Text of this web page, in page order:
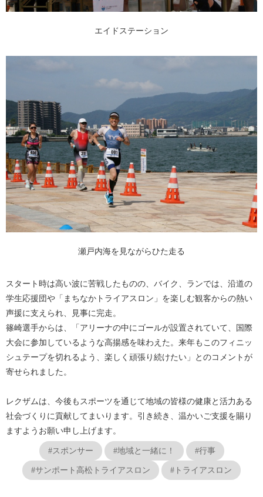
エイドステーション
瀬戸内海を見ながらひた走る
スタート時は高い波に苦戦したものの、バイク、ランでは、沿道の
学生応援団や「まちなかトライアスロン」を楽しむ観客からの熱い
声援に支えられ、見事に完走。
篠崎選手からは、「アリーナの中にゴールが設置されていて、国際
大会に参加しているような高揚感を味わえた。来年もこのフィニッ
シュテープを切れるよう、楽しく頑張り続けたい」とのコメントが
寄せられました。
レクザムは、今後もスポーツを通じて地域の皆様の健康と活力ある
社会づくりに貢献してまいります。引き続き、温かいご支援を賜り
ますようお願い申し上げます。
#スポンサー #地域と一緒に！ #行事
#サンポート高松トライアスロン #トライアスロン